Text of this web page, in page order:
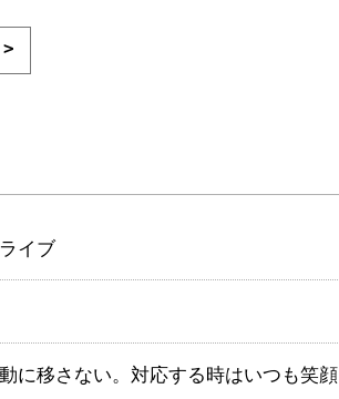
イブ
に移さない。対応する時はいつも笑顔